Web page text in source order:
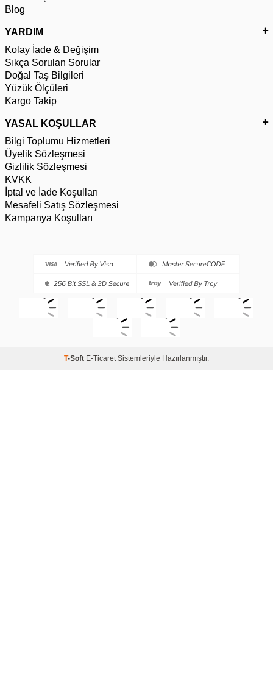
Blog
YARDIM
Kolay İade & Değişim
Sıkça Sorulan Sorular
Doğal Taş Bilgileri
Yüzük Ölçüleri
Kargo Takip
YASAL KOŞULLAR
Bilgi Toplumu Hizmetleri
Üyelik Sözleşmesi
Gizlilik Sözleşmesi
KVKK
İptal ve İade Koşulları
Mesafeli Satış Sözleşmesi
Kampanya Koşulları
T-Soft E-Ticaret Sistemleriyle Hazırlanmıştır.